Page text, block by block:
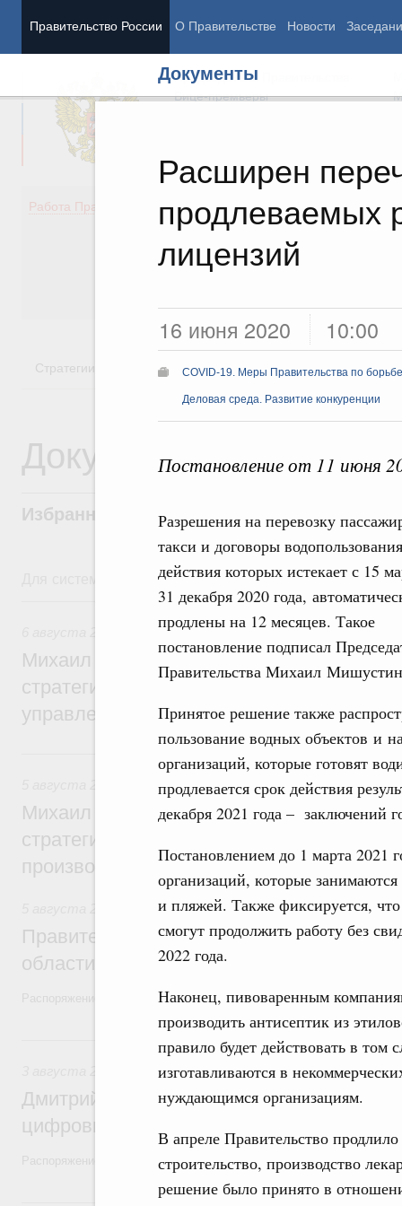
Правительство России О Правительстве Новости
Документы
Расширен
продлеваемых
лицензий
16 июня 2020 10:00
COVID-19. Меры Правительства по
Деловая среда. Развитие конкуренции
Постановление от 11 июня
Разрешения на перевозку
такси и договоры
действия которых истекает с 15
31 декабря 2020 года,
продлены на 12 месяцев. Такое
постановление подписал
Правительства Михаил
Принятое решение также
пользование водных объектов и
организаций, которые готовят
продлевается срок действия
декабря 2021 года – заключений
Постановлением до 1 марта 2021
организаций, которые
и пляжей. Также фиксируется,
смогут продолжить работу без
2022 года.
Наконец, пивоваренным
производить антисептик из
правило будет действовать в
изготавливаются в
нуждающимся организациям.
В апреле Правительство
строительство, производство
решение было принято в
Председатель Правительства
Вице-премьеры
Работа Правительства
Демография
Здоровье
Образование
Культура
Стратегии Государственные программы
Документы
Избранные документы со справками к
Для системного поиска перейдите в раздел "Поиск по
6 августа, четверг
Технологическое развитие. Инновации
Михаил Мишустин дал поручения по
стратегической сессии о
управления научно-технологическим
5 августа, среда
Вопросы производительности труда и
Михаил Мишустин дал поручения по
стратегической сессии, посвящённой
производительности труда
Национальный проект «Экологическое
Правительство увеличило объём
области в рамках федерального
Распоряжение от 3 августа 2026 года №2067-р
3 августа, понедельник
Регулирование в сфере торговли.
Дмитрий Григоренко возглавил штаб по
цифровых платформ
Распоряжение от 25 июля 2026 года №1966-р